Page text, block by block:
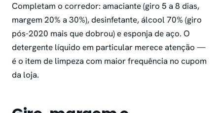
Completam o corredor: amaciante (giro 5 a 8 dias,
margem 20% a 30%), desinfetante, álcool 70% (giro
pós-2020 mais que dobrou) e esponja de aço. O
detergente líquido em particular merece atenção —
é o item de limpeza com maior frequência no cupom
da loja.